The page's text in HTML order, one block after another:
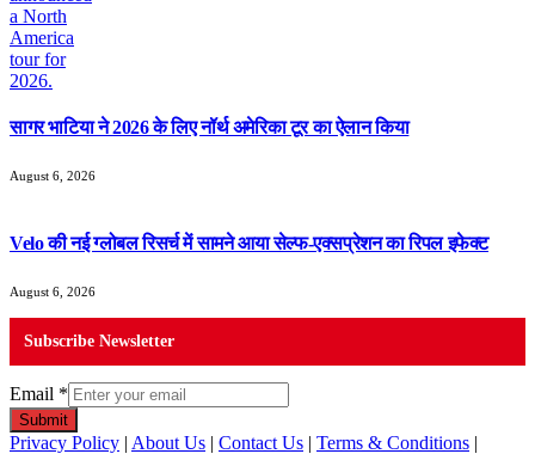
सागर भाटिया ने 2026 के लिए नॉर्थ अमेरिका टूर का ऐलान किया
August 6, 2026
Velo की नई ग्लोबल रिसर्च में सामने आया सेल्फ-एक्सप्रेशन का रिपल इफेक्ट
August 6, 2026
Subscribe Newsletter
Email *
Submit
Privacy Policy | About Us | Contact Us | Terms & Conditions |